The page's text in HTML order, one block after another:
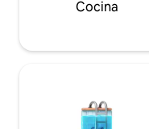
Cocina